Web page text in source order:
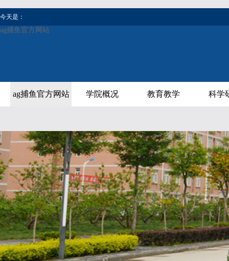
今天是：
ag捕鱼官方网站
ag捕鱼官方网站 学院概况 教育教学 科学